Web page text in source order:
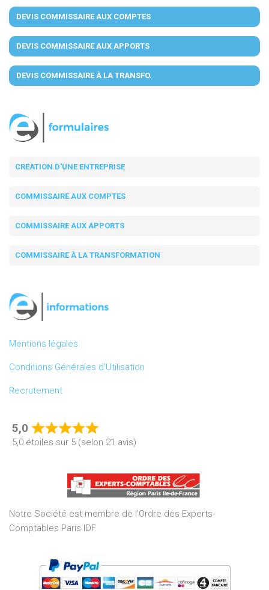
DEVIS COMMISSAIRE AUX COMPTES
DEVIS COMMISSAIRE AUX APPORTS
DEVIS COMMISSAIRE À LA TRANSFO.
CRÉATION D'UNE ENTREPRISE
COMMISSAIRE AUX COMPTES
COMMISSAIRE AUX APPORTS
COMMISSAIRE À LA TRANSFORMATION
Mentions légales
Conditions Générales d’Utilisation
Recrutement
5,0
Rated
of
5
5,0 étoiles sur 5 (selon 21 avis)
Notre Société est membre de l’Ordre des Experts-
Comptables Paris IDF.